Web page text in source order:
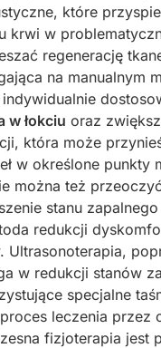
które
krwi w
regenerację
na manualnym
w łokciu oraz
która może
w określone
można też
stanu
redukcji
Ultrasonoterapia,
w redukcji stanów
specjalne
leczenia przez
fizjoterapia jest